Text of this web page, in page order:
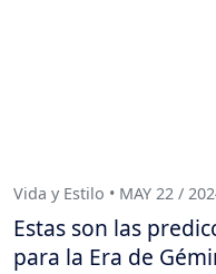
Vida y Estilo • MAY 22 /
Estas son las
para la Era de